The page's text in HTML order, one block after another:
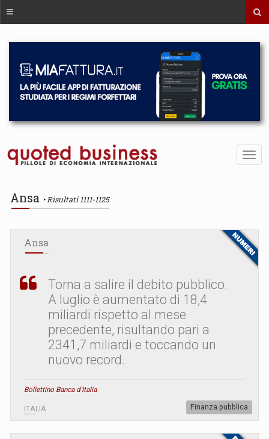
Ansa Risultati 1111-1125
Ansa
Torna a salire il debito pubblico.
A luglio è aumentato di 18,4
miliardi rispetto al mese
precedente, risultando pari a
2341,7 miliardi e toccando un
nuovo record.
Bollettino Banca d'Italia
ITALIA Finanza pubblica